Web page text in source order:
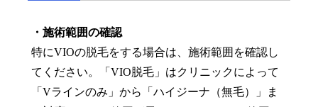
・施術範囲の確認
特にVIOの脱毛をする場合は、施術範囲を確認し
てください。「VIO脱毛」はクリニックによって
「Vラインのみ」から「ハイジーナ（無毛）」ま